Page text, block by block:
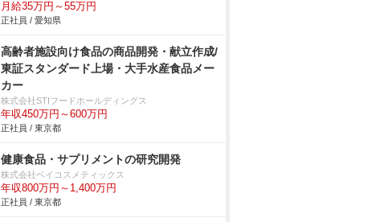
月給35万円～55万円
正社員 / 愛知県
高齢者施設向け食品の商品開発・献立作成/
東証スタンダード上場・大手水産食品メー
カー
株式会社STIフードホールディングス
年収450万円～600万円
正社員 / 東京都
健康食品・サプリメントの研究開発
株式会社ベイコスメティックス
年収800万円～1,400万円
正社員 / 東京都